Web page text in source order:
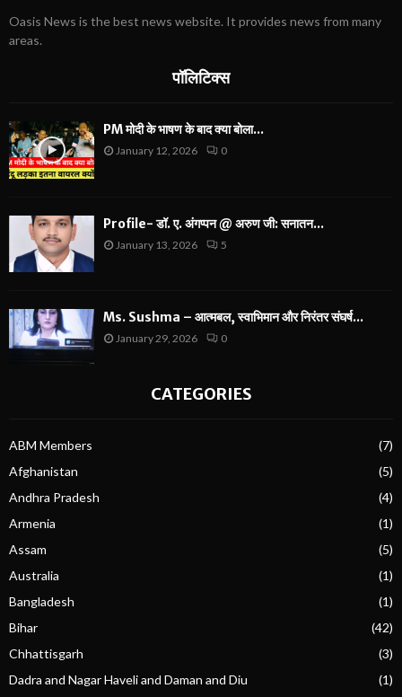
Oasis News is the best news website. It provides news from many
areas.
पॉलिटिक्स
PM मोदी के भाषण के बाद क्या बोला...
January 12, 2026 0
Profile- डॉ. ए. अंगप्पन @ अरुण जी: सनातन...
January 13, 2026 5
Ms. Sushma – आत्मबल, स्वाभिमान और निरंतर संघर्ष...
January 29, 2026 0
CATEGORIES
ABM Members
(7)
Afghanistan
(5)
Andhra Pradesh
(4)
Armenia
(1)
Assam
(5)
Australia
(1)
Bangladesh
(1)
Bihar
(42)
Chhattisgarh
(3)
Dadra and Nagar Haveli and Daman and Diu
(1)